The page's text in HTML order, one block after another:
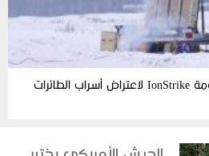
الجيش الأمريكي يختبر منظومة IonStrike لاعتراض أسراب الطائرات